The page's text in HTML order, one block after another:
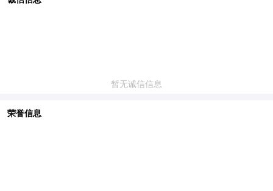
暂无诚信信息
荣誉信息